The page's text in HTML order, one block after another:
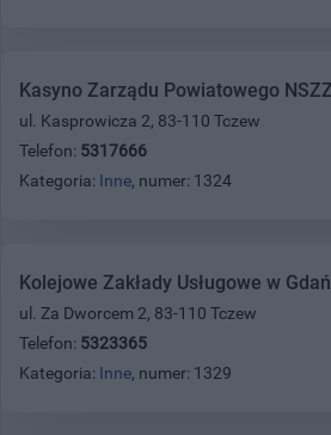
Kasyno Zarządu Powiatowego
ul. Kasprowicza 2, 83-110 Tczew
Telefon: 5317666
Kategoria: Inne, numer: 1324
Kolejowe Zakłady Usługowe w
ul. Za Dworcem 2, 83-110 Tczew
Telefon: 5323365
Kategoria: Inne, numer: 1329